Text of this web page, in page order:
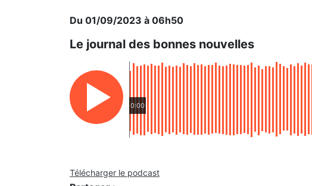
Du 01/09/2023 à 06h50
Le journal des bonnes nouvelles
0:00
Télécharger le podcast